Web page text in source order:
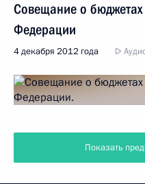
Совещание о бюджетах
Федерации
4 декабря 2012 года
Показать